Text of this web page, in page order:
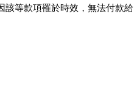
該等款項罹於時效，無法付款給